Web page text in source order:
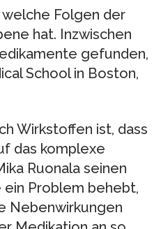
Folgen der
hat. Inzwischen
gefunden,
School in Boston,
Wirkstoffen ist, dass
das komplexe
Ruonala seinen
ein Problem behebt,
Nebenwirkungen